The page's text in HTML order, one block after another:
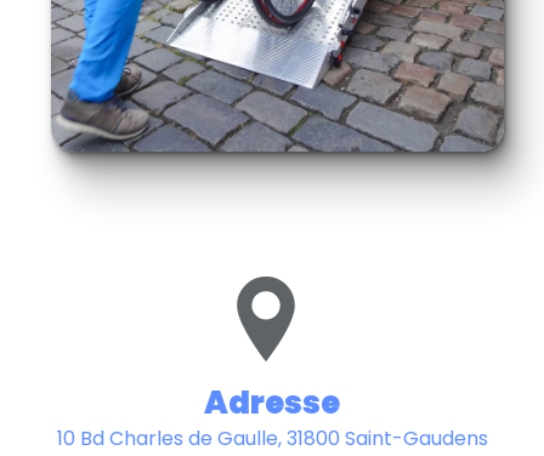
Adresse
10 Bd Charles de Gaulle, 31800 Saint-Gaudens